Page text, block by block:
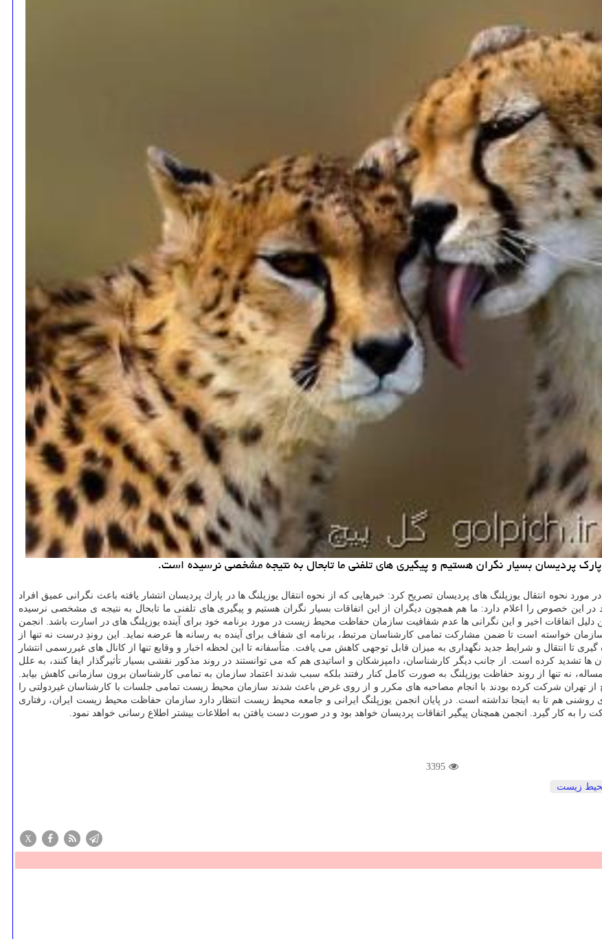
پارك پردیسان بسیار نگران هستیم و پیگیری های تلفنی ما تابحال به نتیجه مشخصی نرسیده است.
مورد نحوه انتقال یوزپلنگ های پردیسان تصریح كرد: خبرهایی كه از نحوه انتقال یوزپلنگ ها در پارك پردیسان انتشار یافته باعث نگرانی عمیق افراد
خصوص را اعلام دارد: ما هم همچون دیگران از این اتفاقات بسیار نگران هستیم و پیگیری های تلفنی ما تابحال به نتیجه ی مشخصی نرسیده
اتفاقات اخیر و این نگرانی ها عدم شفافیت سازمان حفاظت محیط زیست در مورد برنامه خود برای آینده یوزپلنگ های در اسارت باشد. انجمن
خواسته است تا ضمن مشاركت تمامی كارشناسان مرتبط، برنامه ای شفاف برای آینده به رسانه ها عرضه نماید. این روندِ درست نه تنها از
تا انتقال و شرایط جدید نگهداری به میزان قابل توجهی كاهش می یافت. متأسفانه تا این لحظه اخبار و وقایع تنها از كانال های غیررسمی انتشار
ها تشدید كرده است. از جانب دیگر كارشناسان، دامپزشكان و اساتیدی هم كه می توانستند در روند مذكور نقشی بسیار تأثیرگذار ایفا كنند، به علل
نه تنها از روند حفاظت یوزپلنگ به صورت كامل كنار رفتند بلكه سبب شدند اعتماد سازمان به تمامی كارشناسان برون سازمانی كاهش بیابد.
از تهران شركت كرده بودند با انجام مصاحبه های مكرر و از روی غرض باعث شدند سازمان محیط زیست تمامی جلسات با كارشناسان غیردولتی را
هم تا به اینجا نداشته است. در پایان انجمن یوزپلنگ ایرانی و جامعه محیط زیست انتظار دارد سازمان حفاظت محیط زیست ایران، رفتاری
را به كار گیرد. انجمن همچنان پیگیر اتفاقات پردیسان خواهد بود و در صورت دست یافتن به اطلاعات بیشتر اطلاع رسانی خواهد نمود.
3395
زیست
X